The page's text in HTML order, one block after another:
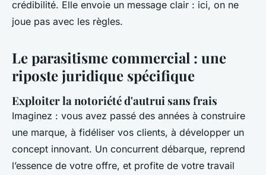
crédibilité. Elle envoie un message clair : ici, on ne
joue pas avec les règles.
Le parasitisme commercial : une
riposte juridique spécifique
Exploiter la notoriété d'autrui sans frais
Imaginez : vous avez passé des années à construire
une marque, à fidéliser vos clients, à développer un
concept innovant. Un concurrent débarque, reprend
l’essence de votre offre, et profite de votre travail